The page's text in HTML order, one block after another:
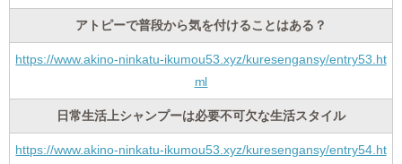
アトピーで普段から気を付けることはある？
https://www.akino-ninkatu-ikumou53.xyz/kuresengansy/entry53.ht
ml
日常生活上シャンプーは必要不可欠な生活スタイル
https://www.akino-ninkatu-ikumou53.xyz/kuresengansy/entry54.ht